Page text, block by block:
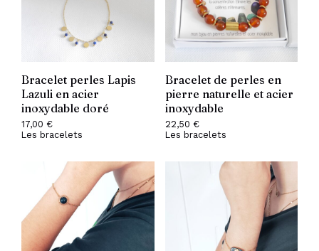
Bracelet perles Lapis
Lazuli en acier
inoxydable doré
17,00 €
Les bracelets
Bracelet de perles en
pierre naturelle et acier
inoxydable
22,50 €
Les bracelets